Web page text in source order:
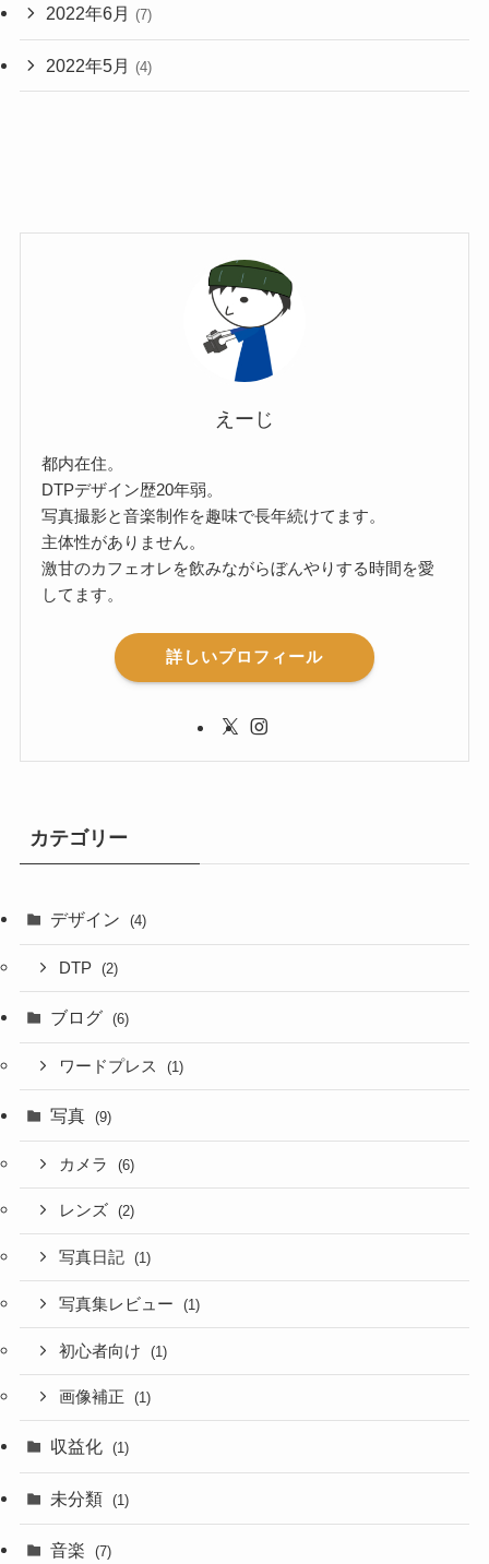
2022年6月 (7)
2022年5月 (4)
えーじ
都内在住。
DTPデザイン歴20年弱。
写真撮影と音楽制作を趣味で長年続けてます。
主体性がありません。
激甘のカフェオレを飲みながらぼんやりする時間を愛
してます。
詳しいプロフィール
カテゴリー
デザイン (4)
DTP (2)
ブログ (6)
ワードプレス (1)
写真 (9)
カメラ (6)
レンズ (2)
写真日記 (1)
写真集レビュー (1)
初心者向け (1)
画像補正 (1)
収益化 (1)
未分類 (1)
音楽 (7)